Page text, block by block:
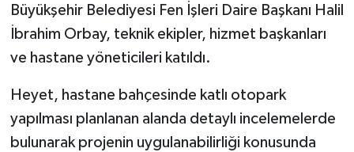
Büyükşehir Belediyesi Fen İşleri Daire Başkanı Halil
İbrahim Orbay, teknik ekipler, hizmet başkanları
ve hastane yöneticileri katıldı.
Heyet, hastane bahçesinde katlı otopark
yapılması planlanan alanda detaylı incelemelerde
bulunarak projenin uygulanabilirliği konusunda